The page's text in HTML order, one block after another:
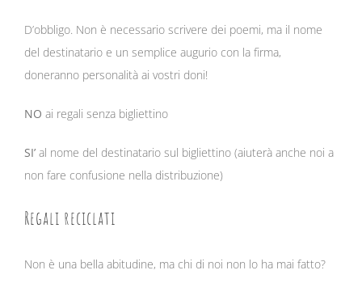
D’obbligo. Non è necessario scrivere dei poemi, ma il nome
del destinatario e un semplice augurio con la firma,
doneranno personalità ai vostri doni!
NO ai regali senza bigliettino
SI’ al nome del destinatario sul bigliettino (aiuterà anche noi a
non fare confusione nella distribuzione)
Regali reciclati
Non è una bella abitudine, ma chi di noi non lo ha mai fatto?